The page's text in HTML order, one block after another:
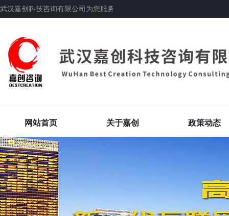
武汉嘉创科技咨询有限公司为您服务
网站首页 关于嘉创 政策动态